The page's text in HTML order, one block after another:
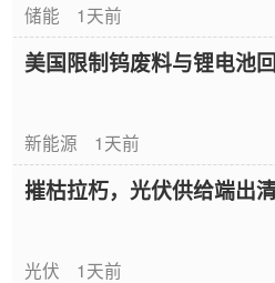
储能 1天前
美国限制钨废料与锂电池
新能源 1天前
摧枯拉朽，光伏供给端出
光伏 1天前